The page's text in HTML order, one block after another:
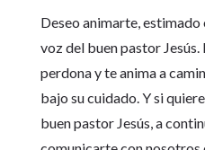
Deseo animarte, estimado
voz del buen pastor
perdona y te anima a
bajo su cuidado. Y si
buen pastor Jesús, a